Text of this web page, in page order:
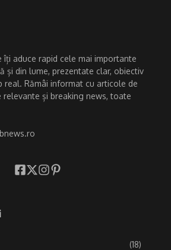
îți aduce rapid cele mai importante
și din lume, prezentate clar, obiectiv
real. Rămâi informat cu articole de
relevante și breaking news, toate
(18)